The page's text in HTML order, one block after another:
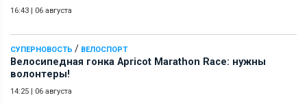
16:43 | 06 августа
СУПЕРНОВОСТЬ / ВЕЛОСПОРТ
Велосипедная гонка Apricot Marathon Race: нужны
волонтеры!
14:25 | 06 августа